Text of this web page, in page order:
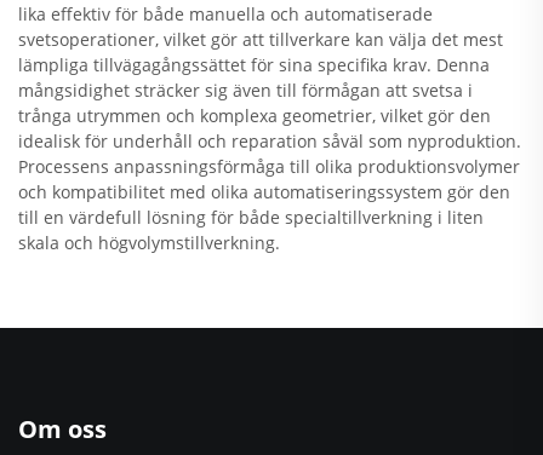
lika effektiv för både manuella och automatiserade
svetsoperationer, vilket gör att tillverkare kan välja det mest
lämpliga tillvägagångssättet för sina specifika krav. Denna
mångsidighet sträcker sig även till förmågan att svetsa i
trånga utrymmen och komplexa geometrier, vilket gör den
idealisk för underhåll och reparation såväl som nyproduktion.
Processens anpassningsförmåga till olika produktionsvolymer
och kompatibilitet med olika automatiseringssystem gör den
till en värdefull lösning för både specialtillverkning i liten
skala och högvolymstillverkning.
Om oss